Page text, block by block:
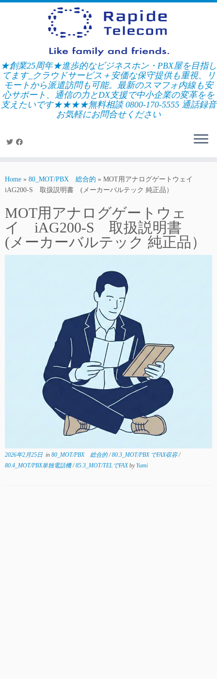
Skip
★創業25周年★進歩的なビジネスホン・PBX屋を目指し
てます_クラウドサービス＋安価な保守提供も重視、リ
モートから派遣訪問も可能。最新のスマフォ内線も安
心サポート、通信の力とDX支援で中小企業の変革をを
支えたいです★★★★無料相談 0800-170-5555 通話録音
お気軽にお問合せください
Home » 80_MOT/PBX 総合的 » MOT用アナログゲートウェイ
iAG200-S 取扱説明書 (メーカーバルテック 純正品）
MOT用アナログゲートウェ
イ iAG200-S 取扱説明書
(メーカーバルテック 純正品）
2026年2月25日 in 80_MOT/PBX 総合的/80.3_MOT/PBX でFAX収容/
80.4_MOT/PBX単独電話機/85.3_MOT/TELでFAXbyYumi